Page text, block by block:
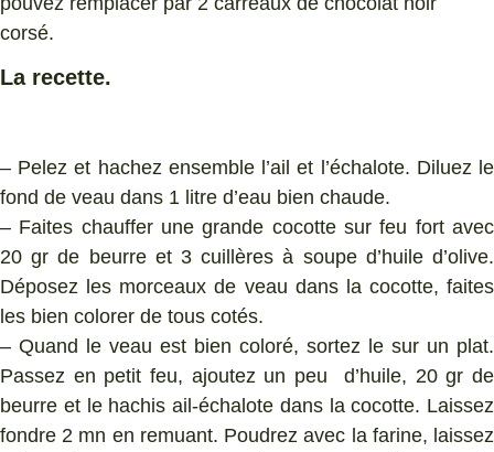
corsé.
La recette.
– Pelez et hachez ensemble l’ail et l’échalote. Diluez le
fond de veau dans 1 litre d’eau bien chaude.
– Faites chauffer une grande cocotte sur feu fort avec
20 gr de beurre et 3 cuillères à soupe d’huile d’olive.
Déposez les morceaux de veau dans la cocotte, faites
les bien colorer de tous cotés.
– Quand le veau est bien coloré, sortez le sur un plat.
Passez en petit feu, ajoutez un peu d’huile, 20 gr de
beurre et le hachis ail-échalote dans la cocotte. Laissez
fondre 2 mn en remuant. Poudrez avec la farine, laissez